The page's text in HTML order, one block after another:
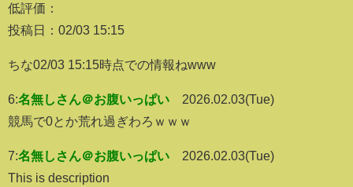
低評価：
投稿日：02/03 15:15
ちな02/03 15:15時点での情報ねwww
6:名無しさん＠お腹いっぱい
2026.02.03(Tue)
競馬で0とか荒れ過ぎわろｗｗｗ
7:名無しさん＠お腹いっぱい
2026.02.03(Tue)
This is description